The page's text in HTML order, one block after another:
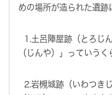
めの場所が造られた遺跡
1.土呂陣屋跡（と
（じんや）」っていうく
2.岩槻城跡（いわつ